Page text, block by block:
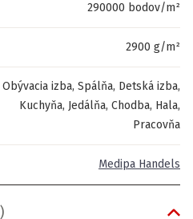
290000 bodov/m²
2900 g/m²
Obývacia izba, Spálňa, Detská izba,
Kuchyňa, Jedálňa, Chodba, Hala,
Pracovňa
Medipa Handels
)